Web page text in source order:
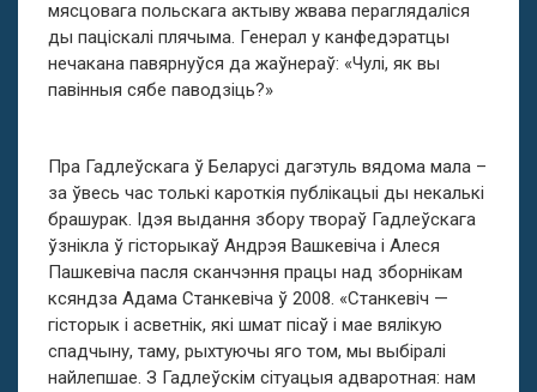
мясцовага польскага актыву жвава пераглядаліся
ды паціскалі плячыма. Генерал у канфедэратцы
нечакана павярнуўся да жаўнераў: «Чулі, як вы
павінныя сябе паводзіць?»
Пра Гадлеўскага ў Беларусі дагэтуль вядома мала –
за ўвесь час толькі кароткія публікацыі ды некалькі
брашурак. Ідэя выдання збору твораў Гадлеўскага
ўзнікла ў гісторыкаў Андрэя Вашкевіча і Алеся
Пашкевіча пасля сканчэння працы над зборнікам
ксяндза Адама Станкевіча ў 2008. «Станкевіч —
гісторык і асветнік, які шмат пісаў і мае вялікую
спадчыну, таму, рыхтуючы яго том, мы выбіралі
найлепшае. З Гадлеўскім сітуацыя адваротная: нам